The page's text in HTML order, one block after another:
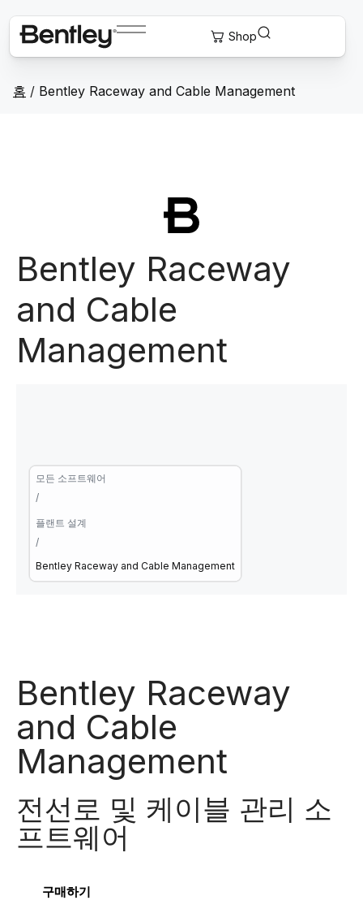
홈 / Bentley Raceway and Cable Management
Bentley Raceway
and Cable
Management
모든 소프트웨어
/
플랜트 설계
/
Bentley Raceway and Cable Management
Bentley Raceway
and Cable
Management
전선로 및 케이블 관리 소
프트웨어
구매하기